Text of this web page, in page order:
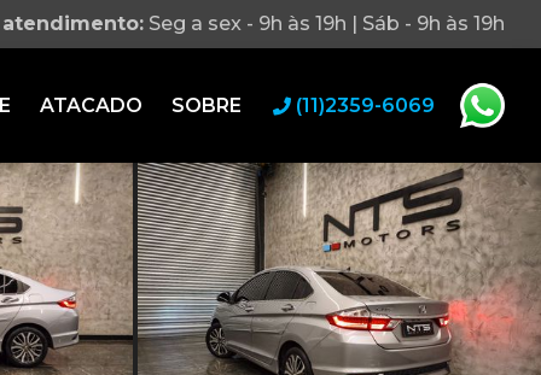
Seg a sex - 9h às 19h | Sáb - 9h às 19h
ATACADO SOBRE (11)2359-6069